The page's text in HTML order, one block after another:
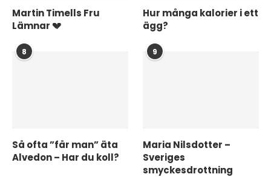
Martin Timells Fru
Lämnar 💔
Hur många kalorier i ett
ägg?
8
Så ofta ”får man” äta
Alvedon – Har du koll?
9
Maria Nilsdotter –
Sveriges
smyckesdrottning